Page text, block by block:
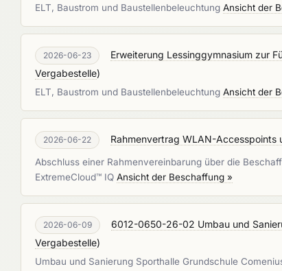
ELT, Baustrom und Baustellenbeleuchtung Ansicht der
2026-06-23 Erweiterung Lessinggymnasium zur
Vergabestelle)
ELT, Baustrom und Baustellenbeleuchtung Ansicht der
2026-06-22 Rahmenvertrag WLAN-Accesspoints
Abschluss einer Rahmenvereinbarung über die
ExtremeCloud™ IQ Ansicht der Beschaffung »
2026-06-09 6012-0650-26-02 Umbau und
Vergabestelle)
Umbau und Sanierung Sporthalle Grundschule